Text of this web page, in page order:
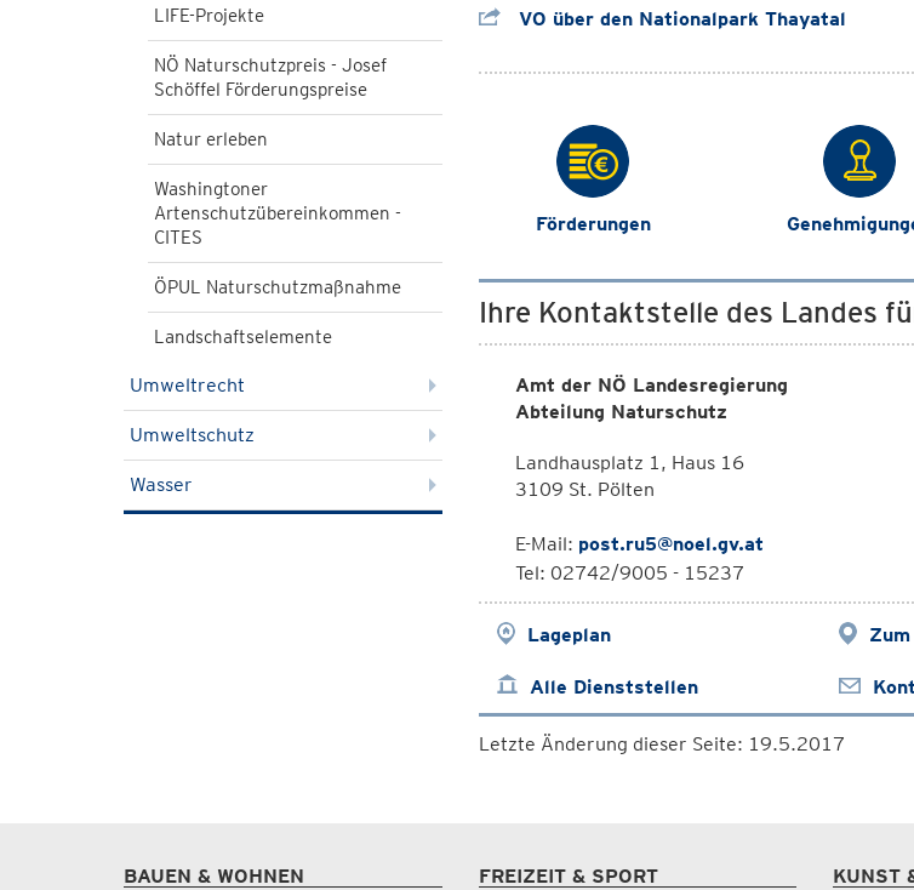
LIFE-Projekte
NÖ Naturschutzpreis - Josef
Schöffel Förderungspreise
Natur erleben
Washingtoner
Artenschutzübereinkommen -
CITES
ÖPUL Naturschutzmaßnahme
Landschaftselemente
Umweltrecht
Umweltschutz
Wasser
VO über den Nationalpark Thayatal
Förderungen
Ihre Kontaktstelle des Landes
Amt der NÖ Landesregierung
Abteilung Naturschutz
Landhausplatz 1, Haus 16
3109 St. Pölten
E-Mail: post.ru5@noel.gv.at
Tel: 02742/9005 - 15237
Lageplan
Alle Dienststellen
Letzte Änderung dieser Seite: 19.5.2017
BAUEN & WOHNEN FREIZEIT & SPORT KUNST